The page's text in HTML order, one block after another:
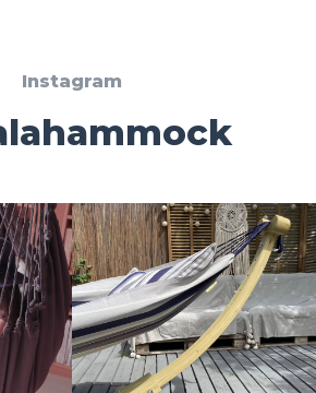
Instagram